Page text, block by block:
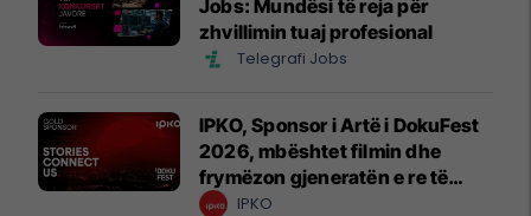
Jobs: Mundësi të reja për
zhvillimin tuaj profesional
Telegrafi Jobs
IPKO, Sponsor i Artë i DokuFest
2026, mbështet filmin dhe
frymëzon gjeneratën e re të
krijuesve
IPKO